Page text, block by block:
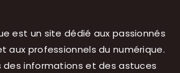
est un site dédié aux passionnés
aux professionnels du numérique.
des informations et des astuces